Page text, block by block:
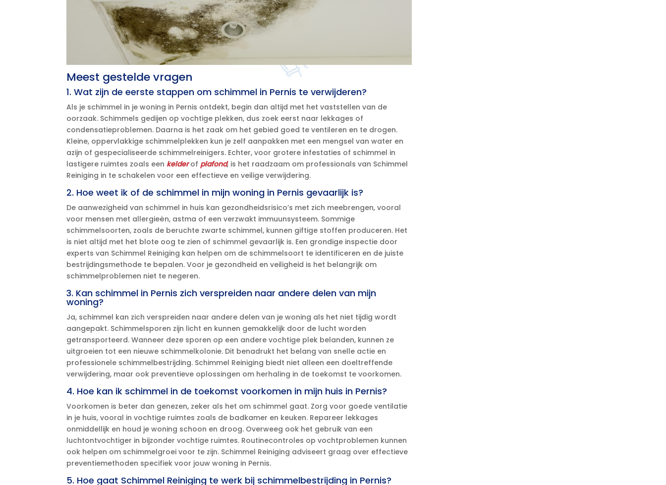
Meest gestelde vragen
1.​ Wat zijn de eerste stappen om schimmel in Pernis te verwijderen?
Als je schimmel in je woning in Pernis ontdekt, begin dan altijd met het vaststellen van de
oorzaak.​ Schimmels gedijen op vochtige plekken, dus zoek eerst naar lekkages of
condensatieproblemen.​ Daarna is het zaak om het gebied goed te ventileren en te drogen.​
Kleine, oppervlakkige schimmelplekken kun je zelf aanpakken met een mengsel van water en
azijn of gespecialiseerde schimmelreinigers.​ Echter, voor grotere infestaties of schimmel in
lastigere ruimtes zoals een kelderofplafond, is het raadzaam om professionals van Schimmel
Reiniging in te schakelen voor een effectieve en veilige verwijdering.​
2.​ Hoe weet ik of de schimmel in mijn woning in Pernis gevaarlijk is?
De aanwezigheid van schimmel in huis kan gezondheidsrisico’s met zich meebrengen, vooral
voor mensen met allergieën, astma of een verzwakt immuunsysteem.​ Sommige
schimmelsoorten, zoals de beruchte zwarte schimmel, kunnen giftige stoffen produceren.​ Het
is niet altijd met het blote oog te zien of schimmel gevaarlijk is.​ Een grondige inspectie door
experts van Schimmel Reiniging kan helpen om de schimmelsoort te identificeren en de juiste
bestrijdingsmethode te bepalen.​ Voor je gezondheid en veiligheid is het belangrijk om
schimmelproblemen niet te negeren.​
3.​ Kan schimmel in Pernis zich verspreiden naar andere delen van mijn
woning?
Ja, schimmel kan zich verspreiden naar andere delen van je woning als het niet tijdig wordt
aangepakt.​ Schimmelsporen zijn licht en kunnen gemakkelijk door de lucht worden
getransporteerd.​ Wanneer deze sporen op een andere vochtige plek belanden, kunnen ze
uitgroeien tot een nieuwe schimmelkolonie.​ Dit benadrukt het belang van snelle actie en
professionele schimmelbestrijding.​ Schimmel Reiniging biedt niet alleen een doeltreffende
verwijdering, maar ook preventieve oplossingen om herhaling in de toekomst te voorkomen.​
4.​ Hoe kan ik schimmel in de toekomst voorkomen in mijn huis in Pernis?
Voorkomen is beter dan genezen, zeker als het om schimmel gaat.​ Zorg voor goede ventilatie
in je huis, vooral in vochtige ruimtes zoals de badkamer en keuken.​ Repareer lekkages
onmiddellijk en houd je woning schoon en droog.​ Overweeg ook het gebruik van een
luchtontvochtiger in bijzonder vochtige ruimtes.​ Routinecontroles op vochtproblemen kunnen
ook helpen om schimmelgroei voor te zijn.​ Schimmel Reiniging adviseert graag over effectieve
preventiemethoden specifiek voor jouw woning in Pernis.​
5.​ Hoe gaat Schimmel Reiniging te werk bij schimmelbestrijding in Pernis?